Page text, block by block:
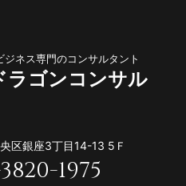
ジネス専門のコンサルタント
ラゴンコンサル
区銀座3丁目14-13 5Ｆ
1975